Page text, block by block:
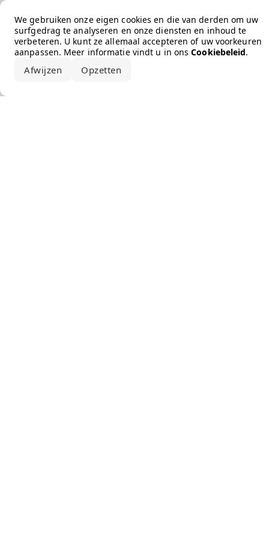
We gebruiken onze eigen cookies en die van derden om uw
surfgedrag te analyseren en onze diensten en inhoud te
verbeteren. U kunt ze allemaal accepteren of uw voorkeuren
aanpassen. Meer informatie vindt u in onsCookiebeleid.
Afwijzen Opzetten
Error loading the brand